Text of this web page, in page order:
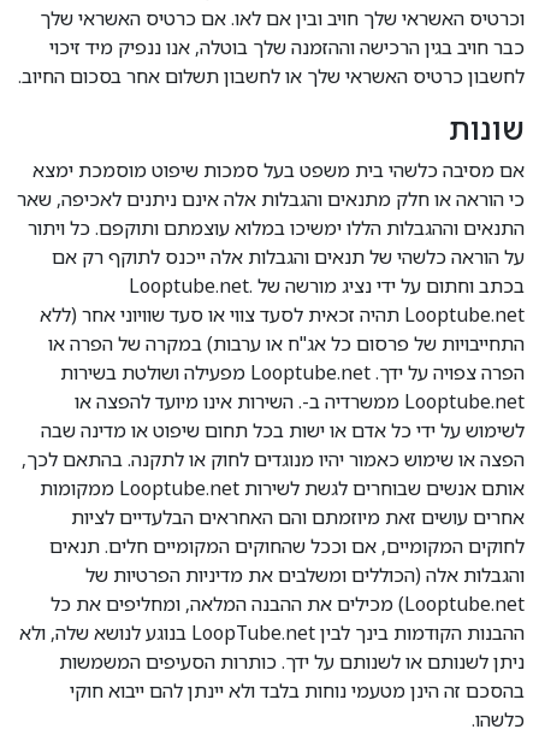
וכרטיס האשראי שלך חויב ובין אם לאו. אם כרטיס האשראי שלך
כבר חויב בגין הרכישה וההזמנה שלך בוטלה, אנו ננפיק מיד זיכוי
לחשבון כרטיס האשראי שלך או לחשבון תשלום אחר בסכום החיוב.
שונות
אם מסיבה כלשהי בית משפט בעל סמכות שיפוט מוסמכת ימצא
כי הוראה או חלק מתנאים והגבלות אלה אינם ניתנים לאכיפה, שאר
התנאים וההגבלות הללו ימשיכו במלוא עוצמתם ותוקפם. כל ויתור
על הוראה כלשהי של תנאים והגבלות אלה ייכנס לתוקף רק אם
בכתב וחתום על ידי נציג מורשה של Looptube.net.
Looptube.net תהיה זכאית לסעד צווי או סעד שוויוני אחר (ללא
התחייבויות של פרסום כל אג"ח או ערבות) במקרה של הפרה או
הפרה צפויה על ידך. Looptube.net מפעילה ושולטת בשירות
Looptube.net ממשרדיה ב-. השירות אינו מיועד להפצה או
לשימוש על ידי כל אדם או ישות בכל תחום שיפוט או מדינה שבה
הפצה או שימוש כאמור יהיו מנוגדים לחוק או לתקנה. בהתאם לכך,
אותם אנשים שבוחרים לגשת לשירות Looptube.net ממקומות
אחרים עושים זאת מיוזמתם והם האחראים הבלעדיים לציות
לחוקים המקומיים, אם וככל שהחוקים המקומיים חלים. תנאים
והגבלות אלה (הכוללים ומשלבים את מדיניות הפרטיות של
Looptube.net) מכילים את ההבנה המלאה, ומחליפים את כל
ההבנות הקודמות בינך לבין LoopTube.net בנוגע לנושא שלה, ולא
ניתן לשנותם או לשנותם על ידך. כותרות הסעיפים המשמשות
בהסכם זה הינן מטעמי נוחות בלבד ולא יינתן להם ייבוא חוקי
כלשהו.